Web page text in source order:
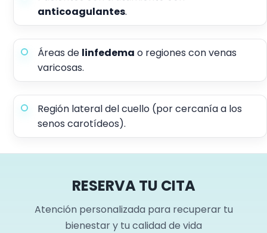
anticoagulantes.
Áreas de linfedema o regiones con venas
varicosas.
Región lateral del cuello (por cercanía a los
senos carotídeos).
RESERVA TU CITA
Atención personalizada para recuperar tu
bienestar y tu calidad de vida